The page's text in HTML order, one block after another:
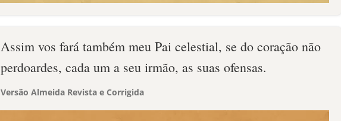
Assim vos fará também meu Pai celestial, se do coração não
perdoardes, cada um a seu irmão, as suas ofensas.
Versão Almeida Revista e Corrigida